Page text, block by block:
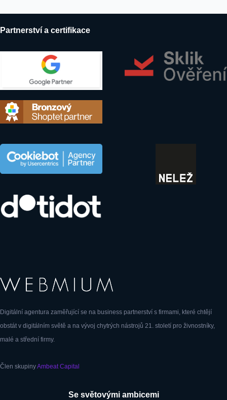
Partnerství a certifikace
Digitální agentura zaměřující se na business partnerství s firmami, které chtějí
obstát v digitálním světě a na vývoj chytrých nástrojů 21. století pro živnostníky,
malé a střední firmy.
Člen skupinyAmbeat Capital
Se světovými ambicemi